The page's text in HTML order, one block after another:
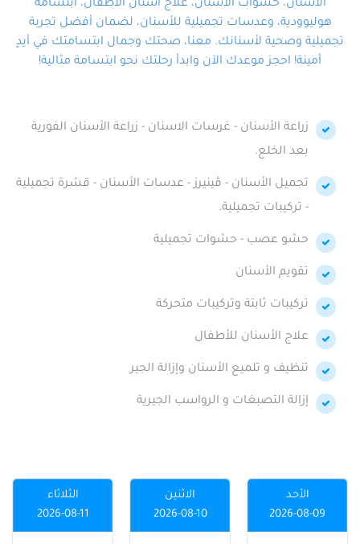
الأسنان، حشوات الأسنان، علاج أسنان الأطفال، ابتسامة
هوليوودية، وعدسات تجميلية للأسنان، لضمان أفضل تجربة
تجميلية وصحية لأسنانك. معنا، صحتك وجمال ابتسامتك في أيدٍ
أمينة! احجز موعدك الآن وابدأ رحلتك نحو ابتسامة مثالية!
زراعة الأسنان - غرسات الاسنان - زراعة الأسنان الفورية
بعد الخلع.
تجميل الأسنان - ڤينيرز - عدسات الأسنان - قشرة تجميلية
- تركيبات تجميلية.
حشو عصب - حشوات تجميلية
تقويم الأسنان
تركيبات ثابتة وتركيبات متحركة
علاج الأسنان للأطفال
تنظيف و تلميع الأسنان وإزالة الجير
إزالة التصبغات و الرواسب الجيرية
الأحد
2026-08-09
الاثنين
2026-08-10
الثلاثاء
2026-08-11